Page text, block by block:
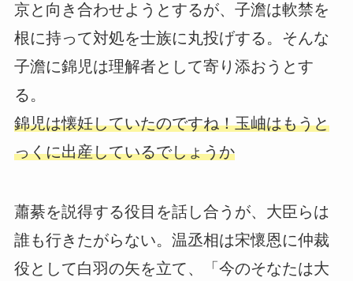
京と向き合わせようとするが、子澹は軟禁を
根に持って対処を士族に丸投げする。そんな
子澹に錦児は理解者として寄り添おうとす
る。
錦児は懐妊していたのですね！玉岫はもうと
っくに出産しているでしょうか
蕭綦を説得する役目を話し合うが、大臣らは
誰も行きたがらない。温丞相は宋懷恩に仲裁
役として白羽の矢を立て、「今のそなたは大